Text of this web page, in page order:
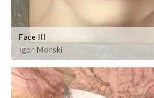
Igor Morski
Face III